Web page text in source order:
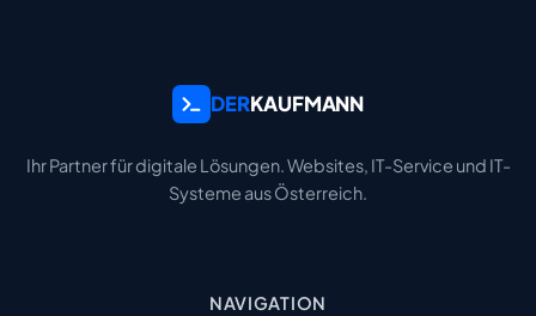
DERKAUFMANN
Ihr Partner für digitale Lösungen. Websites, IT-Service und IT-
Systeme aus Österreich.
NAVIGATION